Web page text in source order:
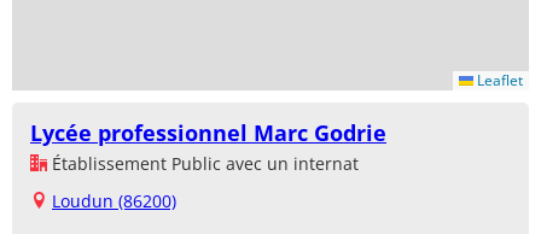
Leaflet
Lycée professionnel Marc Godrie
Établissement Public avec un internat
Loudun (86200)